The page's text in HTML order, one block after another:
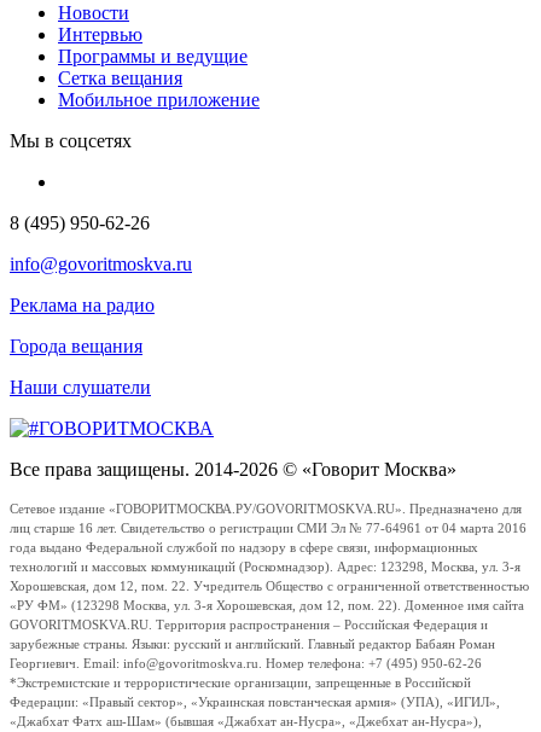
Новости
Интервью
Программы и ведущие
Сетка вещания
Мобильное приложение
Мы в соцсетях
8 (495) 950-62-26
info@govoritmoskva.ru
Реклама на радио
Города вещания
Наши слушатели
Все права защищены. 2014-2026 © «Говорит Москва»
Сетевое издание «ГОВОРИТМОСКВА.РУ/GOVORITMOSKVA.RU». Предназначено для
лиц старше 16 лет. Свидетельство о регистрации СМИ Эл № 77-64961 от 04 марта 2016
года выдано Федеральной службой по надзору в сфере связи, информационных
технологий и массовых коммуникаций (Роскомнадзор). Адрес: 123298, Москва, ул. 3-я
Хорошевская, дом 12, пом. 22. Учредитель Общество с ограниченной ответственностью
«РУ ФМ» (123298 Москва, ул. 3-я Хорошевская, дом 12, пом. 22). Доменное имя сайта
GOVORITMOSKVA.RU. Территория распространения – Российская Федерация и
зарубежные страны. Языки: русский и английский. Главный редактор Бабаян Роман
Георгиевич. Email: info@govoritmoskva.ru. Номер телефона: +7 (495) 950-62-26
*Экстремистские и террористические организации, запрещенные в Российской
Федерации: «Правый сектор», «Украинская повстанческая армия» (УПА), «ИГИЛ»,
«Джабхат Фатх аш-Шам» (бывшая «Джабхат ан-Нусра», «Джебхат ан-Нусра»),